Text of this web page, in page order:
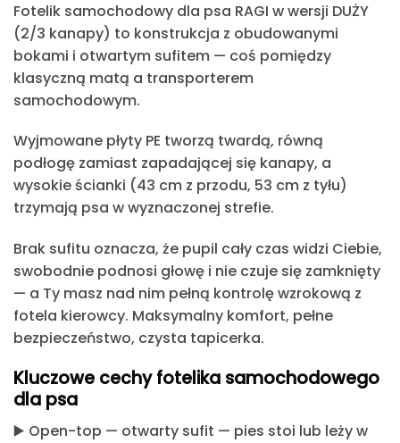
Fotelik samochodowy dla psa RAGI w wersji DUŻY
(2/3 kanapy) to konstrukcja z obudowanymi
bokami i otwartym sufitem — coś pomiędzy
klasyczną matą a transporterem
samochodowym.
Wyjmowane płyty PE tworzą twardą, równą
podłogę zamiast zapadającej się kanapy, a
wysokie ścianki (43 cm z przodu, 53 cm z tyłu)
trzymają psa w wyznaczonej strefie.
Brak sufitu oznacza, że pupil cały czas widzi Ciebie,
swobodnie podnosi głowę i nie czuje się zamknięty
— a Ty masz nad nim pełną kontrolę wzrokową z
fotela kierowcy. Maksymalny komfort, pełne
bezpieczeństwo, czysta tapicerka.
Kluczowe cechy fotelika samochodowego
dla psa
▶️ Open-top — otwarty sufit — pies stoi lub leży w